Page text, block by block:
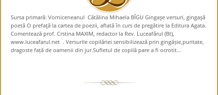
Sursa primară: Vorniceneanul Cătălina Mihaela BÎGU Gingaşe versuri, gingaşă
poetă O prefaţă la cartea de poezii, aflată în curs de pregătire la Editura Agata.
Comentează prof. Crstina MAXIM, redactor la Rev. Luceafărul (Bt),
www.luceafarul.net . Versurile copilăriei sensibilizează prin gingășie,puritate,
dragoste față de oamenii din jur.Sufletul de copilă pare a fi ocrotit...